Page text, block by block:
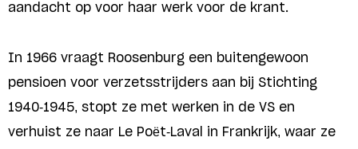
aandacht op voor haar werk voor de krant.
In 1966 vraagt Roosenburg een buitengewoon
pensioen voor verzetsstrijders aan bij Stichting
1940-1945, stopt ze met werken in de VS en
verhuist ze naar Le Poët-Laval in Frankrijk, waar ze